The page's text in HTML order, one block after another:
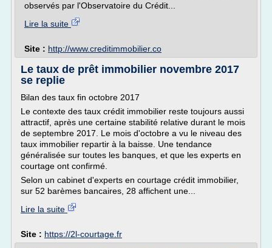
observés par l'Observatoire du Crédit...
Lire la suite
Site : http://www.creditimmobilier.co
Le taux de prêt immobilier novembre 2017
se replie
Bilan des taux fin octobre 2017
Le contexte des taux crédit immobilier reste toujours aussi
attractif, après une certaine stabilité relative durant le mois
de septembre 2017. Le mois d'octobre a vu le niveau des
taux immobilier repartir à la baisse. Une tendance
généralisée sur toutes les banques, et que les experts en
courtage ont confirmé.
Selon un cabinet d'experts en courtage crédit immobilier,
sur 52 barèmes bancaires, 28 affichent une...
Lire la suite
Site : https://2l-courtage.fr